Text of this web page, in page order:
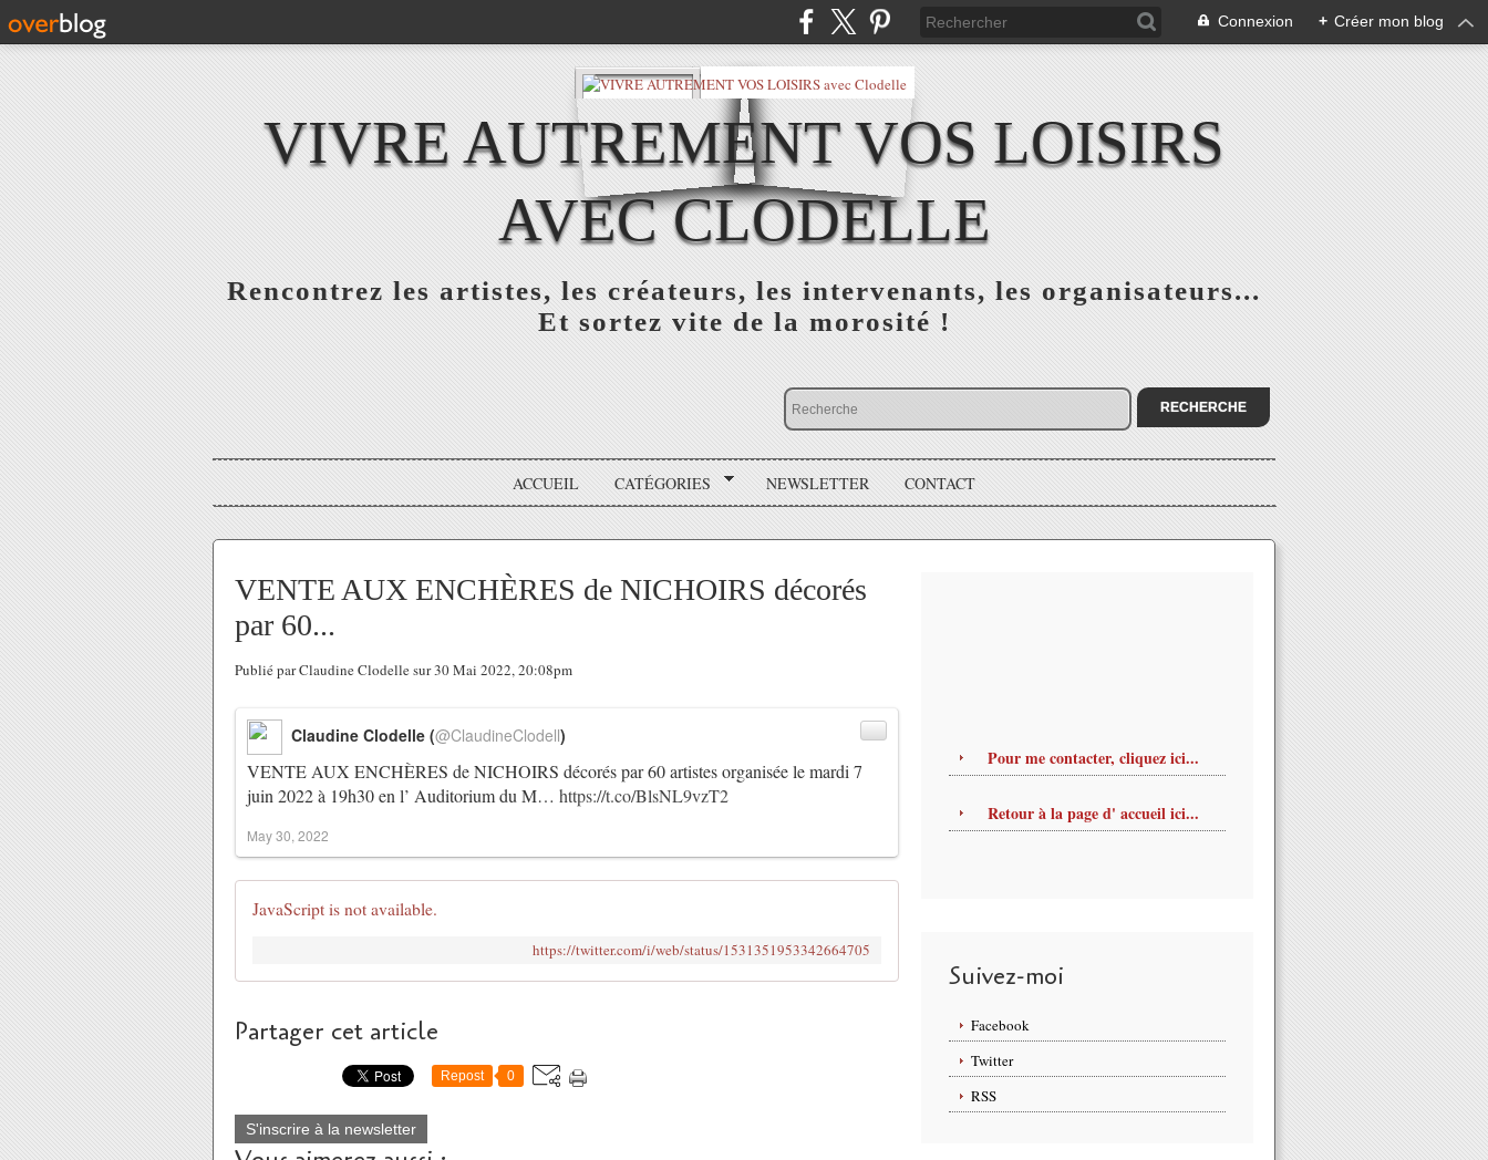
Connexion + Créer mon blog
VIVRE AUTREMENT VOS LOISIRS
AVEC CLODELLE
Rencontrez les artistes, les créateurs, les intervenants, les organisateurs...
Et sortez vite de la morosité !
ACCUEIL CATÉGORIES NEWSLETTER CONTACT
VENTE AUX ENCHÈRES de NICHOIRS décorés
par 60...
Publié par Claudine Clodelle sur 30 Mai 2022, 20:08pm
VENTE AUX ENCHÈRES de NICHOIRS décorés par 60 artistes organisée le mardi 7
juin 2022 à 19h30 en l’ Auditorium du M… https://t.co/BlsNL9vzT2
Claudine Clodelle (@ClaudineClodell)
May 30, 2022
JavaScript is not available.
https://twitter.com/i/web/status/1531351953342664705
Partager cet article
Repost 0
S'inscrire à la newsletter
Pour me contacter, cliquez ici...
Retour à la page d' accueil ici...
Suivez-moi
Facebook
Twitter
RSS